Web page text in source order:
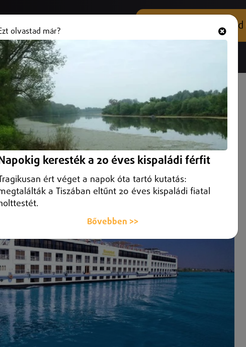
+36 (20) 316 3000 Hallgasd és nézd
nílusi turistahajó
egy turistahajó Luxor és Edfu között. Szijjártó Péter külügyminiszter
olvastad már?
Napokig keresték a 20 éves kispaládi férfit
ért véget a napok óta tartó kutatás:
a Tiszában eltűnt 20 éves kispaládi fiatal
Bővebben >>